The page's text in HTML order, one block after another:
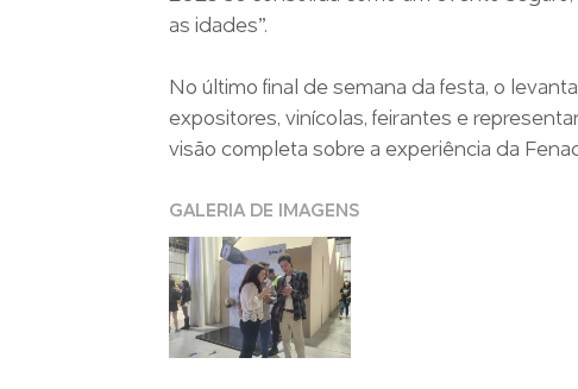
as idades”.
No último final de semana da festa, o
expositores, vinícolas, feirantes e
visão completa sobre a experiência da
GALERIA DE IMAGENS